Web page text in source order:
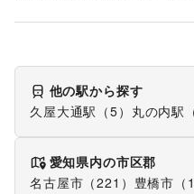
他の駅から探す
久屋大通駅 （5） 丸の内駅
愛知県内の市区郡
名古屋市 （221 ） 豊橋市 （